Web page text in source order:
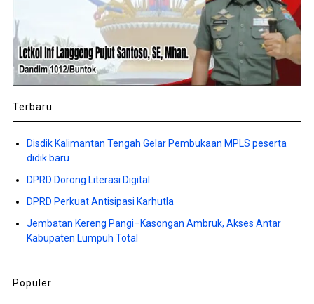
Terbaru
Disdik Kalimantan Tengah Gelar Pembukaan MPLS peserta
didik baru
DPRD Dorong Literasi Digital
DPRD Perkuat Antisipasi Karhutla
Jembatan Kereng Pangi–Kasongan Ambruk, Akses Antar
Kabupaten Lumpuh Total
Populer